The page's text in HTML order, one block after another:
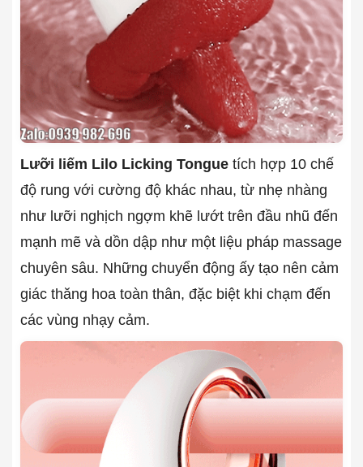
Lưỡi liếm Lilo Licking Tongue tích hợp 10 chế
độ rung với cường độ khác nhau, từ nhẹ nhàng
như lưỡi nghịch ngợm khẽ lướt trên đầu nhũ đến
mạnh mẽ và dồn dập như một liệu pháp massage
chuyên sâu. Những chuyển động ấy tạo nên cảm
giác thăng hoa toàn thân, đặc biệt khi chạm đến
các vùng nhạy cảm.